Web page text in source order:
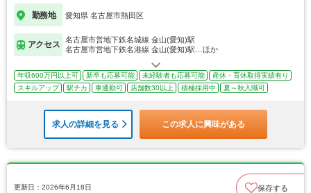
勤務地 愛知県 名古屋市熱田区
アクセス
名古屋市営地下鉄名城線 金山(愛知)駅
名古屋市営地下鉄名港線 金山(愛知)駅…ほか
年収600万円以上可 新卒も応募可能 未経験者も応募可能
産休・育休取得実績有り
スキルアップ
駅チカ 車通勤可 店舗数30以上 積極採用中 夏～秋入職可
求人の詳細を見る この求人に興味がある
更新日：2026年6月18日 保存する